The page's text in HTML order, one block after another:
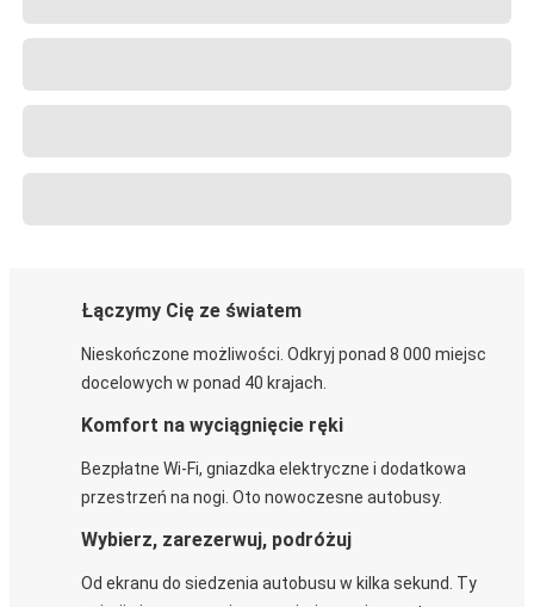
Łączymy Cię ze światem
Nieskończone możliwości. Odkryj ponad 8 000 miejsc
docelowych w ponad 40 krajach.
Komfort na wyciągnięcie ręki
Bezpłatne Wi-Fi, gniazdka elektryczne i dodatkowa
przestrzeń na nogi. Oto nowoczesne autobusy.
Wybierz, zarezerwuj, podróżuj
Od ekranu do siedzenia autobusu w kilka sekund. Ty